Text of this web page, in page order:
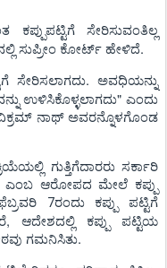
ಕಪ್ಪುಪಟ್ಟಿಗೆ ಸೇರಿಸುವಂತಿಲ್ಲ
ಸುಪ್ರೀಂ ಕೋರ್ಟ್ಹೇಳಿದೆ.
ಸೇರಿಸಲಾಗದು. ಅವಧಿಯನ್ನು
ಉಳಿಸಿಕೊಳ್ಳಲಾಗದು" ಎಂದು
ನಾಥ್ ಅವರನ್ನೊಳಗೊಂಡ
ಗುತ್ತಿಗೆದಾರರು ಸರ್ಕಾರಿ
ಎಂಬ ಆರೋಪದ ಮೇಲೆ ಕಪ್ಪು
7ರಂದು ಕಪ್ಪು ಪಟ್ಟಿಗೆ
ಆದೇಶದಲ್ಲಿ ಕಪ್ಪು ಪಟ್ಟಿಯ
ಗಮನಿಸಿತು.